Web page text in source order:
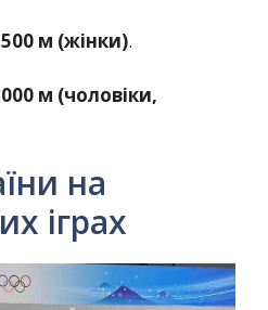
м (жінки).
м (чоловіки,
на
іграх